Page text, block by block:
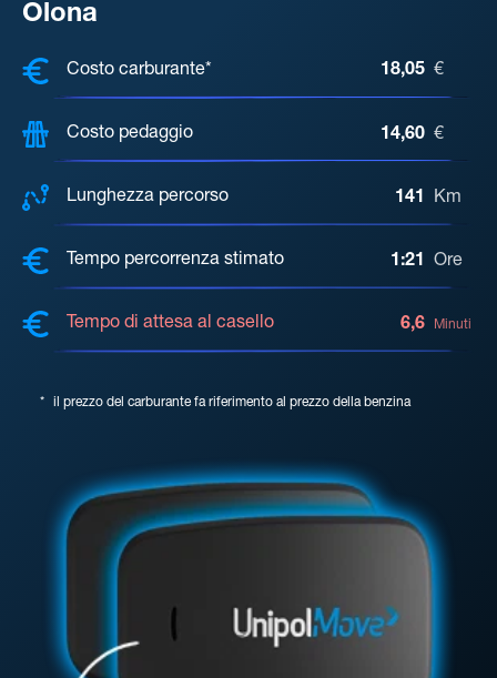
Olona
COSTI, DISTANZA, TEMPO DI
Costo carburante* 18,05 €
Costo pedaggio 14,60 €
Lunghezza percorso 141 Km
Tempo percorrenza stimato 1:21 Ore
Tempo di attesa al casello 6,6 Minuti
* il prezzo del carburante fa riferimento al prezzo della benzina